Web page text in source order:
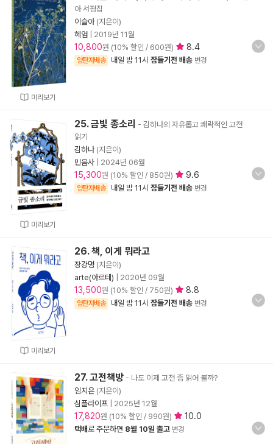
미리보기
아 서평집
이슬아(지은이)
헤엄
2019년 11월
10,800원 (10% 할인 / 600원) 8.4
양탄자배송 내일 밤 11시 잠들기전 배송 변경
미리보기
25. 금빛 종소리 - 김하나의 자유롭고 쾌락적인 고전
읽기
김하나(지은이)
민음사
2024년 06월
15,300원 (10% 할인 / 850원) 9.6
양탄자배송 내일 밤 11시 잠들기전 배송 변경
미리보기
26. 책, 이게 뭐라고
장강명 (지은이)
arte(아르테)
2020년 09월
13,500원 (10% 할인 / 750원) 8.8
양탄자배송 내일 밤 11시 잠들기전 배송 변경
27. 고전책방 - 나도 이제 고전 좀 읽어 볼까?
임지은 (지은이)
심플라이프
2025년 12월
17,820원 (10% 할인 / 990원) 10.0
택배로 주문하면 8월 10일 출고 변경